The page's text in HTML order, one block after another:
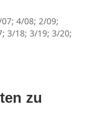
4/08; 2/09;
3/18; 3/19; 3/20;
zu